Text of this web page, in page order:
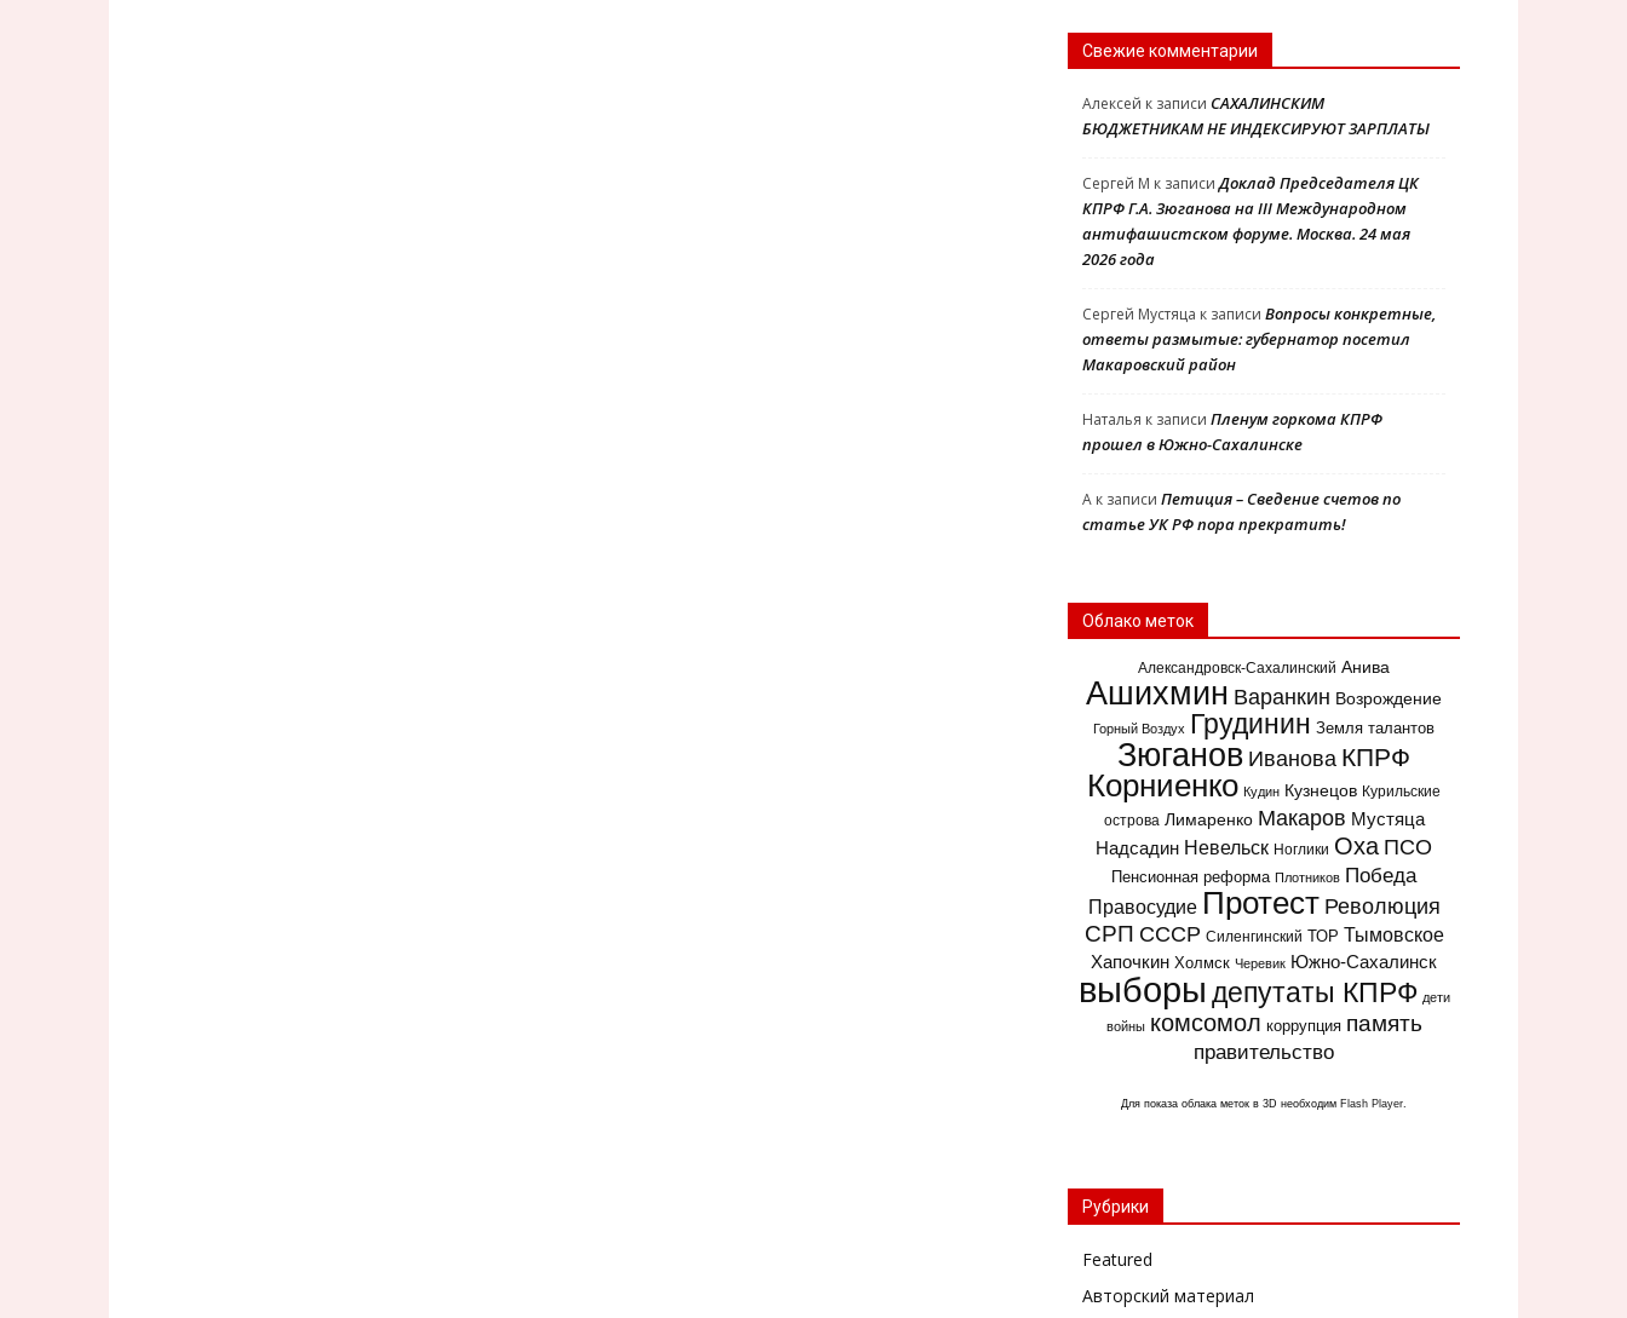
Свежие комментарии
Алексей к записи САХАЛИНСКИМ
БЮДЖЕТНИКАМ НЕ ИНДЕКСИРУЮТ ЗАРПЛАТЫ
Сергей М к записиДоклад Председателя ЦК
КПРФ Г.А. Зюганова на III Международном
антифашистском форуме. Москва. 24 мая
2026 года
Сергей Мустяца к записи Вопросы конкретные,
ответы размытые: губернатор посетил
Макаровский район
Наталья к записи Пленум горкома КПРФ
прошел в Южно-Сахалинске
A к записи Петиция – Сведение счетов по
статье УК РФ пора прекратить!
Облако меток
Александровск-Сахалинский Анива
Ашихмин Варанкин Возрождение
Горный Воздух Грудинин Земля талантов
Зюганов Иванова КПРФ
Корниенко Кудин Кузнецов Курильские
острова Лимаренко Макаров Мустяца
Надсадин Невельск Ноглики Оха ПСО
Пенсионная реформа Плотников Победа
Правосудие Протест Революция
СРП СССР Силенгинский ТОР Тымовское
Хапочкин Холмск Черевик Южно-Сахалинск
выборы депутаты КПРФ дети
войны комсомол коррупция память
правительство
Для показа облака меток в 3D необходим Flash Player
Рубрики
Featured
Авторский материал